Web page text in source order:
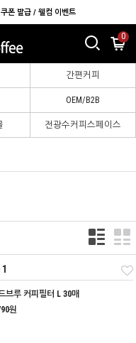
폰 발급 / 웰컴 이벤트
0
간편커피
OEM/B2B
전광수커피스페이스
1
브루 커피필터 L 30매
원